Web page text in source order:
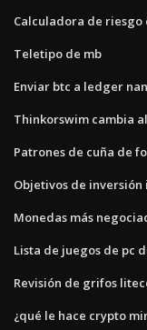
Calculadora de riesgo
Teletipo de mb
Enviar btc a ledger
Thinkorswim cambia
Patrones de cuña de
Objetivos de inversión
Monedas más
Lista de juegos de pc
Revisión de grifos
¿qué le hace crypto